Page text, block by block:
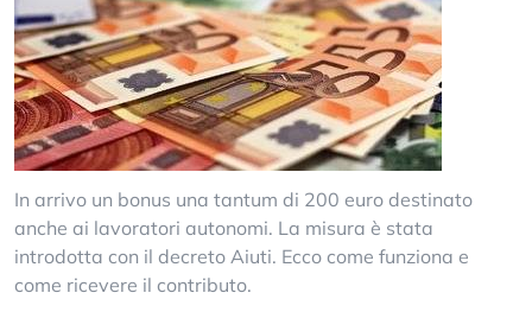
In arrivo un bonus una tantum di 200 euro destinato
anche ai lavoratori autonomi. La misura è stata
introdotta con il decreto Aiuti. Ecco come funziona e
come ricevere il contributo.